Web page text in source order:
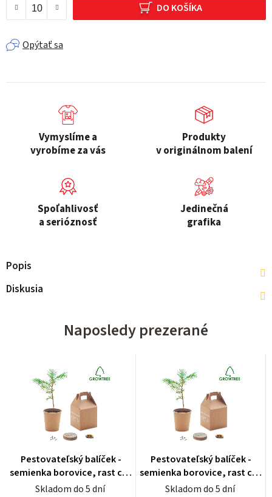
DO KOŠÍKA
Opýtať sa
Vymyslíme a
vyrobíme za vás
Produkty
v originálnom balení
Spoľahlivosť
a serióznosť
Jedinečná
grafika
Popis
Diskusia
Naposledy prezerané
Pestovateľský balíček -
semienka borovice, rast cca
30 cm ročne, Brown
Skladom do 5 dní
Pestovateľský balíček -
semienka borovice, rast cca
30 cm ročne, Brown
Skladom do 5 dní